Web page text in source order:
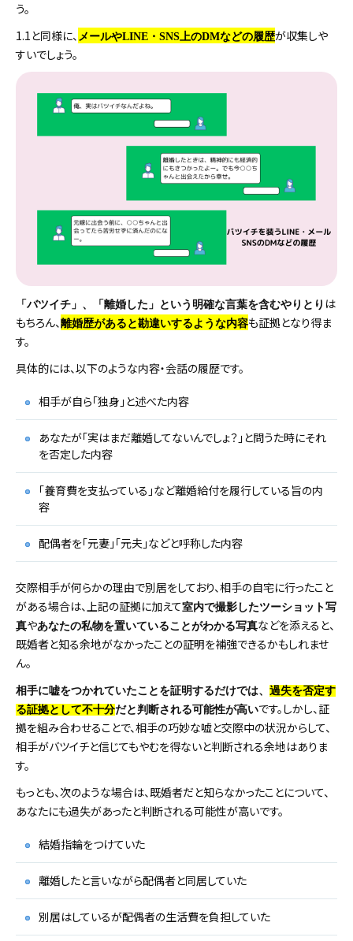
う。
1.1と同様に、 メールやLINE・SNS上のDMなどの履歴が収集しや
すいでしょう。
「バツイチ」、「離婚した」という明確な言葉を含むやりとり は
もちろん、離婚歴があると勘違いするような内容も証拠となり得ま
す。
具体的には、以下のような内容・会話の履歴です。
相手が自ら「独身」と述べた内容
あなたが「実はまだ離婚してないんでしょ？」と問うた時にそれ
を否定した内容
「養育費を支払っている」など離婚給付を履行している旨の内
容
配偶者を「元妻」「元夫」などと呼称した内容
交際相手が何らかの理由で別居をしており、相手の自宅に行ったこと
がある場合は、上記の証拠に加えて室内で撮影したツーショット写
真やあなたの私物を置いていることがわかる写真などを添えると、
既婚者と知る余地がなかったことの証明を補強できるかもしれませ
ん。
相手に嘘をつかれていたことを証明するだけでは、 過失を否定す
る証拠として不十分だと判断される可能性が高いです。しかし、証
拠を組み合わせることで、相手の巧妙な嘘と交際中の状況からして、
相手がバツイチと信じてもやむを得ないと判断される余地はありま
す。
もっとも、次のような場合は、既婚者だと知らなかったことについて、
あなたにも過失があったと判断される可能性が高いです。
結婚指輪をつけていた
離婚したと言いながら配偶者と同居していた
別居はしているが配偶者の生活費を負担していた